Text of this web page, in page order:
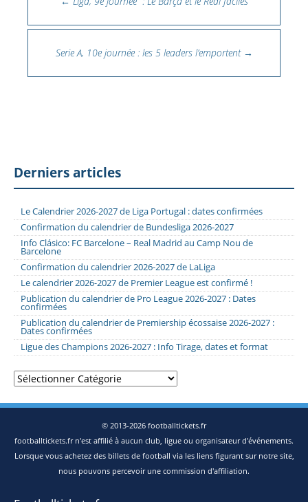
Serie A, 10e journée : les 5 leaders l’emportent →
Derniers articles
Le Calendrier 2026-2027 de Liga Portugal : dates confirmées
Confirmation du calendrier de Bundesliga 2026-2027
Info Clásico: FC Barcelone – Real Madrid au Camp Nou de
Barcelone
Confirmation du calendrier 2026-2027 de LaLiga
Le calendrier 2026-2027 de Premier League est confirmé !
Publication du calendrier de Pro League 2026-2027 : Dates
confirmées
Publication du calendrier de Premiership écossaise 2026-2027 :
Dates confirmées
Ligue des Champions 2026-2027 : Info Tirage, dates et format
Catégories
© 2013-2026 footballtickets.fr
footballtickets.fr n'est affilié à aucun club, ligue ou organisateur d'événements.
Lorsque vous achetez des billets de football via les liens figurant sur notre site,
nous pouvons percevoir une commission d'affiliation.